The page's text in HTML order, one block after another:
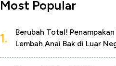
Most Popular
1.
Berubah Total!
Lembah Anai Bak di Luar